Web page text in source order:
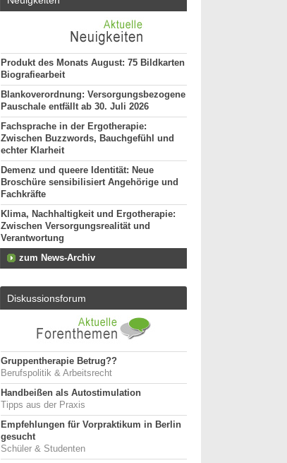
Produkt des Monats August: 75 Bildkarten
Biografiearbeit
Blankoverordnung: Versorgungsbezogene
Pauschale entfällt ab 30. Juli 2026
Fachsprache in der Ergotherapie:
Zwischen Buzzwords, Bauchgefühl und
echter Klarheit
Demenz und queere Identität: Neue
Broschüre sensibilisiert Angehörige und
Fachkräfte
Klima, Nachhaltigkeit und Ergotherapie:
Zwischen Versorgungsrealität und
Verantwortung
zum News-Archiv
Diskussionsforum
Gruppentherapie Betrug??
Berufspolitik & Arbeitsrecht
Handbeißen als Autostimulation
Tipps aus der Praxis
Empfehlungen für Vorpraktikum in Berlin
gesucht
Schüler & Studenten